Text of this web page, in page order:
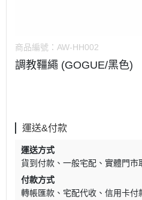
商品編號： AW-HH002
調教韁繩 (GOGUE/黑色)
運送&付款
運送方式
貨到付款
一般宅配 實體門市
付款方式
轉帳匯款
宅配代收 信用卡付